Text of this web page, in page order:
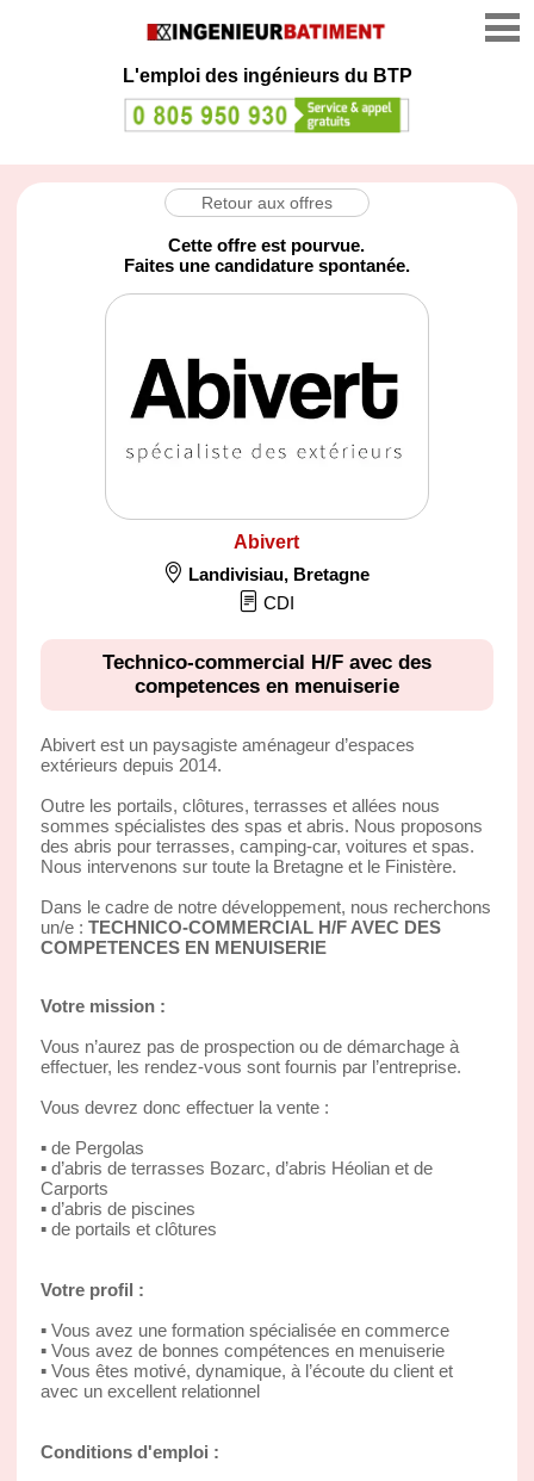
L'emploi des ingénieurs du BTP
Retour aux offres
Cette offre est pourvue.
Faites une candidature spontanée.
Abivert
Landivisiau, Bretagne
CDI
Technico-commercial H/F avec des
competences en menuiserie
Abivert est un paysagiste aménageur d’espaces
extérieurs depuis 2014.
Outre les portails, clôtures, terrasses et allées nous
sommes spécialistes des spas et abris. Nous proposons
des abris pour terrasses, camping-car, voitures et spas.
Nous intervenons sur toute la Bretagne et le Finistère.
Dans le cadre de notre développement, nous recherchons
un/e : TECHNICO-COMMERCIAL H/F AVEC DES
COMPETENCES EN MENUISERIE
Votre mission :
Vous n’aurez pas de prospection ou de démarchage à
effectuer, les rendez-vous sont fournis par l’entreprise.
Vous devrez donc effectuer la vente :
▪ de Pergolas
▪ d’abris de terrasses Bozarc, d’abris Héolian et de
Carports
▪ d’abris de piscines
▪ de portails et clôtures
Votre profil :
▪ Vous avez une formation spécialisée en commerce
▪ Vous avez de bonnes compétences en menuiserie
▪ Vous êtes motivé, dynamique, à l’écoute du client et
avec un excellent relationnel
Conditions d'emploi :